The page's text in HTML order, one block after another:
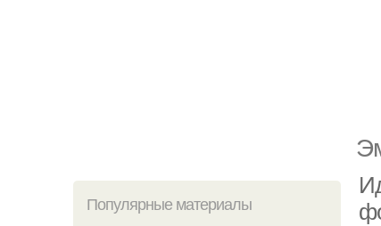
Популярные материалы